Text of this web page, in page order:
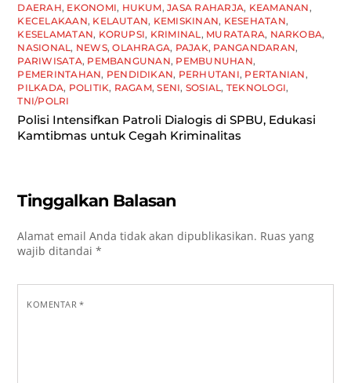
DAERAH, EKONOMI, HUKUM,JASA RAHARJA, KEAMANAN ,
KECELAKAAN, KELAUTAN, KEMISKINAN, KESEHATAN,
KESELAMATAN, KORUPSI, KRIMINAL , MURATARA, NARKOBA,
NASIONAL , NEWS,OLAHRAGA, PAJAK, PANGANDARAN,
PARIWISATA, PEMBANGUNAN, PEMBUNUHAN,
PEMERINTAHAN, PENDIDIKAN, PERHUTANI, PERTANIAN ,
PILKADA, POLITIK, RAGAM,SENI, SOSIAL , TEKNOLOGI,
TNI/POLRI
Polisi Intensifkan Patroli Dialogis di SPBU, Edukasi
Kamtibmas untuk Cegah Kriminalitas
Tinggalkan Balasan
Alamat email Anda tidak akan dipublikasikan. Ruas yang
wajib ditandai*
KOMENTAR*